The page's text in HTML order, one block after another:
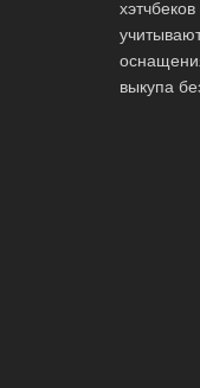
выкупа